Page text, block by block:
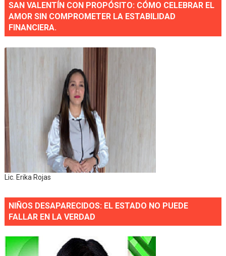
SAN VALENTÍN CON PROPÓSITO: CÓMO CELEBRAR EL
AMOR SIN COMPROMETER LA ESTABILIDAD
FINANCIERA.
Lic. Erika Rojas
NIÑOS DESAPARECIDOS: EL ESTADO NO PUEDE
FALLAR EN LA VERDAD